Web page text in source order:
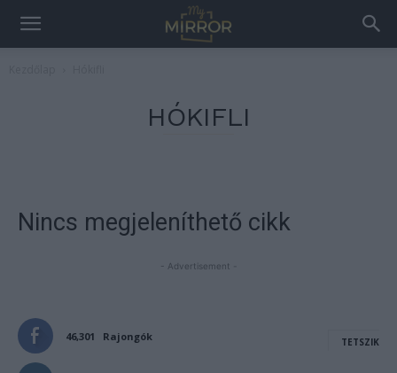
HÓKIFLI
Nincs megjeleníthető cikk
- Advertisement -
46,301 Rajongók TETSZIK